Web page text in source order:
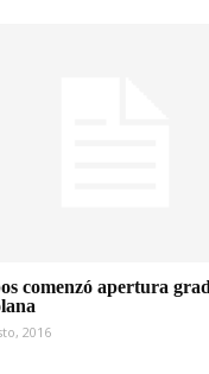
comenzó apertura
2016